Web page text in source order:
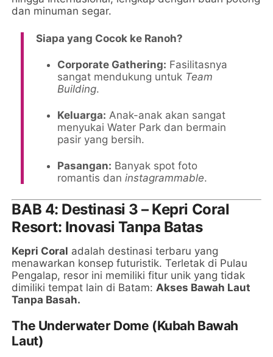
dan minuman segar.
Siapa yang Cocok ke Ranoh?
Corporate Gathering: Fasilitasnya
sangat mendukung untuk Team
Building.
Keluarga: Anak-anak akan sangat
menyukai Water Park dan bermain
pasir yang bersih.
Pasangan: Banyak spot foto
romantis daninstagrammable.
BAB 4: Destinasi 3 – Kepri Coral
Resort: Inovasi Tanpa Batas
Kepri Coral adalah destinasi terbaru yang
menawarkan konsep futuristik. Terletak di Pulau
Pengalap, resor ini memiliki fitur unik yang tidak
dimiliki tempat lain di Batam:Akses Bawah Laut
Tanpa Basah.
The Underwater Dome (Kubah Bawah
Laut)